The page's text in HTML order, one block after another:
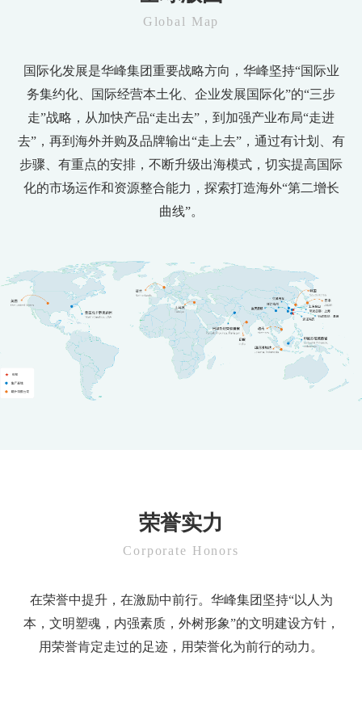
Global Map
国际化发展是华峰集团重要战略方向，华峰坚持“国际业
务集约化、国际经营本土化、企业发展国际化”的“三步
走”战略，从加快产品“走出去”，到加强产业布局“走进
去”，再到海外并购及品牌输出“走上去”，通过有计划、有
步骤、有重点的安排，不断升级出海模式，切实提高国际
化的市场运作和资源整合能力，探索打造海外“第二增长
曲线”。
荣誉实力
Corporate Honors
在荣誉中提升，在激励中前行。华峰集团坚持“以人为
本，文明塑魂，内强素质，外树形象”的文明建设方针，
用荣誉肯定走过的足迹，用荣誉化为前行的动力。